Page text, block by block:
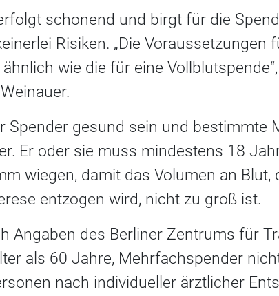
schonend und birgt für die
Risiken. „Die Voraussetzungen
wie die für eine
Spender gesund sein und bestimmte
Er oder sie muss mindestens 18
wiegen, damit das Volumen an Blut,
entzogen wird, nicht zu groß ist.
Angaben des Berliner Zentrums für
als 60 Jahre, Mehrfachspender
nach individueller ärztlicher